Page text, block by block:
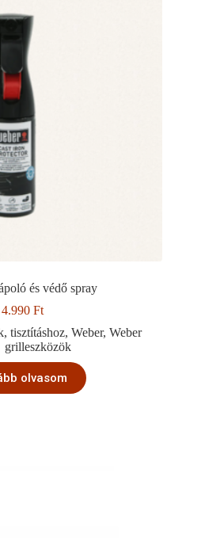
és védő spray
4.990 Ft
,tisztításhoz,Weber,Weber
grilleszközök
olvasom